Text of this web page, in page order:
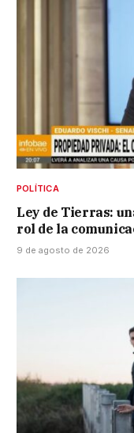
POLÍTICA
Ley de Tierras:
rol de la
9 de agosto de 2026